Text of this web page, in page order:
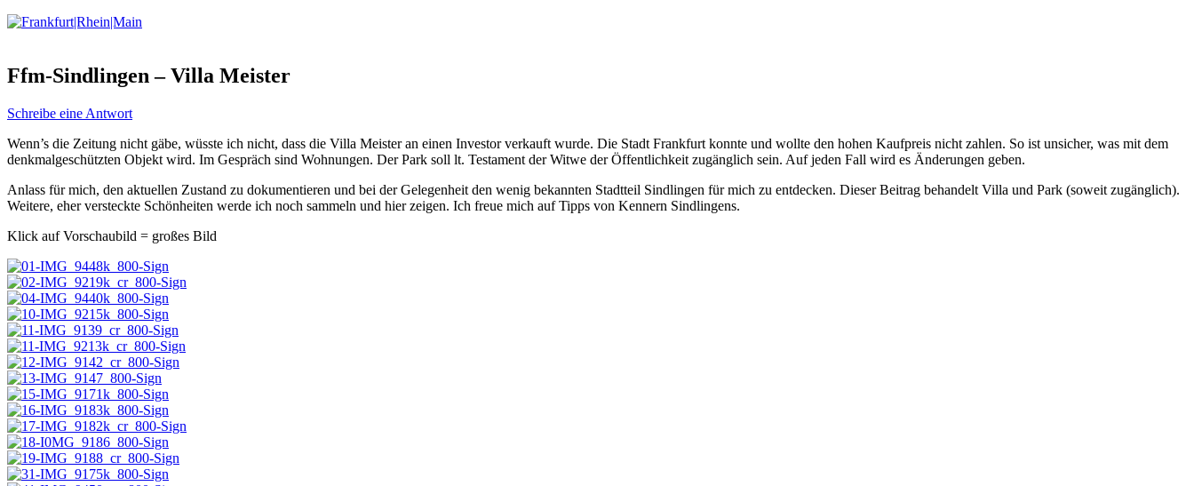
Ffm-Sindlingen – Villa Meister
Schreibe eine Antwort
Wenn’s die Zeitung nicht gäbe, wüsste ich nicht, dass die Villa Meister an einen Investor verkauft wurde. Die Stadt Frankfurt konnte und wollte den hohen Kaufpreis nicht zahlen. So ist unsicher, was mit dem
denkmalgeschützten Objekt wird. Im Gespräch sind Wohnungen. Der Park soll lt. Testament der Witwe der Öffentlichkeit zugänglich sein. Auf jeden Fall wird es Änderungen geben.
Anlass für mich, den aktuellen Zustand zu dokumentieren und bei der Gelegenheit den wenig bekannten Stadtteil Sindlingen für mich zu entdecken. Dieser Beitrag behandelt Villa und Park (soweit zugänglich).
Weitere, eher versteckte Schönheiten werde ich noch sammeln und hier zeigen. Ich freue mich auf Tipps von Kennern Sindlingens.
Klick auf Vorschaubild = großes Bild